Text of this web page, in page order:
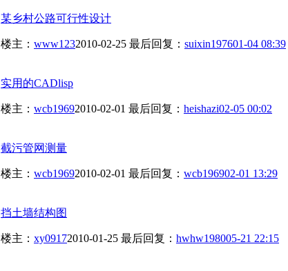
某乡村公路可行性设计
楼主： www1232010-02-25 最后回复： suixin197601-04 08:39
实用的CADlisp
楼主： wcb19692010-02-01 最后回复： heishazi02-05 00:02
截污管网测量
楼主： wcb19692010-02-01 最后回复： wcb196902-01 13:29
挡土墙结构图
楼主： xy09172010-01-25 最后回复： hwhw198005-21 22:15